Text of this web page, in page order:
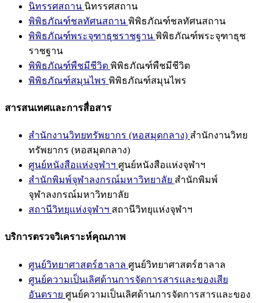
นิทรรศสถาน นิทรรศสถาน
พิพิธภัณฑ์ชลทัศนสถาน พิพิธภัณฑ์ชลทัศนสถาน
พิพิธภัณฑ์พระจุฑาธุชราชฐาน พิพิธภัณฑ์พระจุฑาธุช
ราชฐาน
พิพิธภัณฑ์พืชมีชีวิต พิพิธภัณฑ์พืชมีชีวิต
พิพิธภัณฑ์สมุนไพร พิพิธภัณฑ์สมุนไพร
สารสนเทศและการสื่อสาร
สำนักงานวิทยทรัพยากร (หอสมุดกลาง) สำนักงานวิทย
ทรัพยากร (หอสมุดกลาง)
ศูนย์หนังสือแห่งจุฬาฯ ศูนย์หนังสือแห่งจุฬาฯ
สำนักพิมพ์จุฬาลงกรณ์มหาวิทยาลัย สำนักพิมพ์
จุฬาลงกรณ์มหาวิทยาลัย
สถานีวิทยุแห่งจุฬาฯ สถานีวิทยุแห่งจุฬาฯ
บริการตรวจวิเคราะห์คุณภาพ
ศูนย์วิทยาศาสตร์ฮาลาล ศูนย์วิทยาศาสตร์ฮาลาล
ศูนย์ความเป็นเลิศด้านการจัดการสารและของเสีย
อันตราย ศูนย์ความเป็นเลิศด้านการจัดการสารและของ